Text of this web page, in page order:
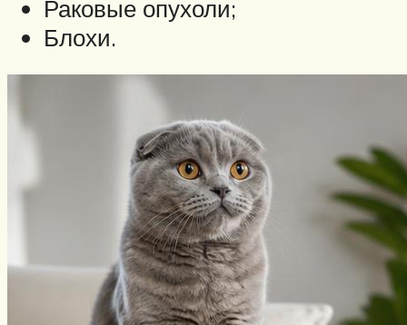
Раковые опухоли;
Блохи.